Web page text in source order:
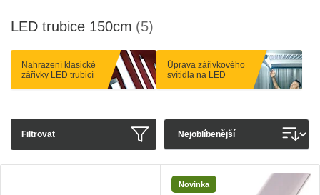
LED trubice 150cm (5)
Nahrazení klasické
zářivky LED trubicí
Úprava zářivkového
svítidla na LED
Filtrovat
Novinka